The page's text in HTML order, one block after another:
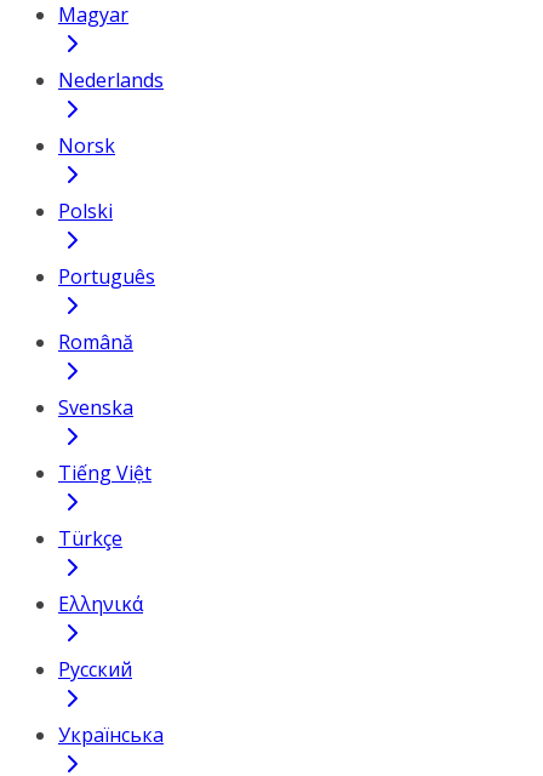
Magyar
Nederlands
Norsk
Polski
Português
Română
Svenska
Tiếng Việt
Türkçe
Ελληνικά
Русский
Українська